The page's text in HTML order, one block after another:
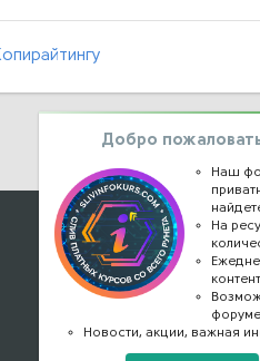
Наши контакты
kursstore@mail.ru
Обратная связь
Правообладателям
Добро
Наш
На
Новости, акции, важная